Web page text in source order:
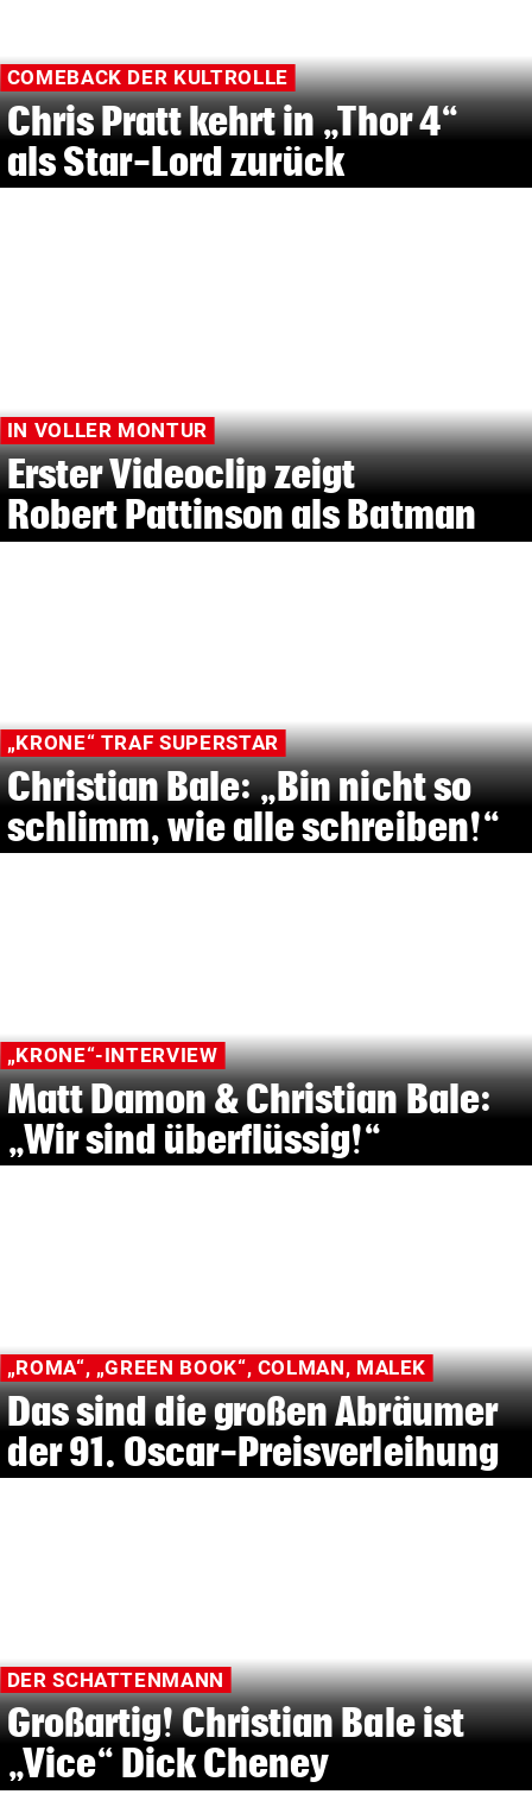
COMEBACK DER KULTROLLE
Chris Pratt kehrt in „Thor 4“
als Star-Lord zurück
IN VOLLER MONTUR
Erster Videoclip zeigt
Robert Pattinson als Batman
„KRONE“ TRAF SUPERSTAR
Christian Bale: „Bin nicht so
schlimm, wie alle schreiben!“
„KRONE“-INTERVIEW
Matt Damon & Christian Bale:
„Wir sind überflüssig!“
„ROMA“, „GREEN BOOK“, COLMAN, MALEK
Das sind die großen Abräumer
der 91. Oscar-Preisverleihung
DER SCHATTENMANN
Großartig! Christian Bale ist
„Vice“ Dick Cheney